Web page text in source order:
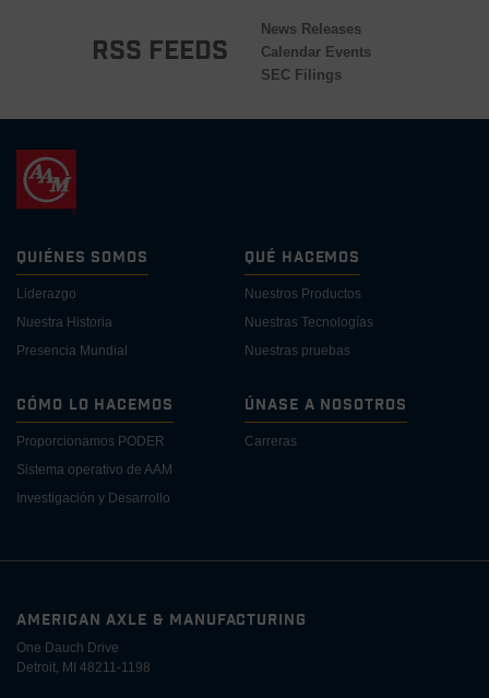
RSS Feeds
News Releases
Calendar Events
SEC Filings
Quiénes Somos
Liderazgo
Nuestra Historia
Presencia Mundial
Qué Hacemos
Nuestros Productos
Nuestras Tecnologías
Nuestras pruebas
Cómo lo Hacemos
Proporcionamos PODER
Sistema operativo de AAM
Investigación y Desarrollo
Únase a Nosotros
Carreras
AMERICAN AXLE & MANUFACTURING
One Dauch Drive
Detroit, MI 48211-1198